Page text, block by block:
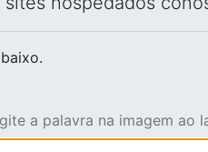
a palavra na imagem ao